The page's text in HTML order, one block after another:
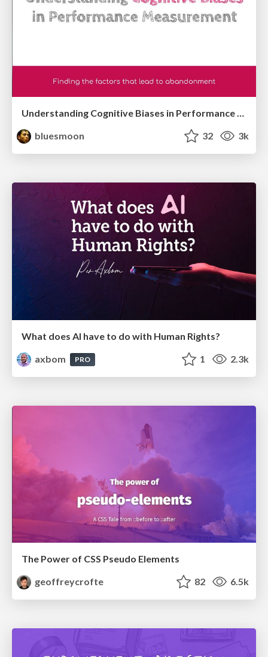
Understanding Cognitive Biases in Performance Measurement
bluesmoon
32 3k
What does AI have to do with Human Rights?
axbom
PRO 1 2.3k
The Power of CSS Pseudo Elements
geoffreycrofte
82 6.5k